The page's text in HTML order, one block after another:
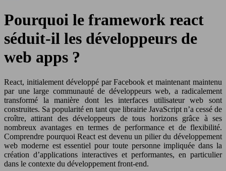
Pourquoi le framework react
séduit-il les développeurs de
web apps ?
React, initialement développé par Facebook et maintenant maintenu
par une large communauté de développeurs web, a radicalement
transformé la manière dont les interfaces utilisateur web sont
construites. Sa popularité en tant que librairie JavaScript n’a cessé de
croître, attirant des développeurs de tous horizons grâce à ses
nombreux avantages en termes de performance et de flexibilité.
Comprendre pourquoi React est devenu un pilier du développement
web moderne est essentiel pour toute personne impliquée dans la
création d’applications interactives et performantes, en particulier
dans le contexte du développement front-end.